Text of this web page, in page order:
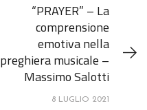
“PRAYER” – La
comprensione
emotiva nella
preghiera musicale –
Massimo Salotti
8 LUGLIO 2021